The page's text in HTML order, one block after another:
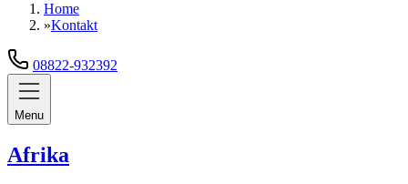
Home
»Kontakt
08822-932392
Menu
Afrika